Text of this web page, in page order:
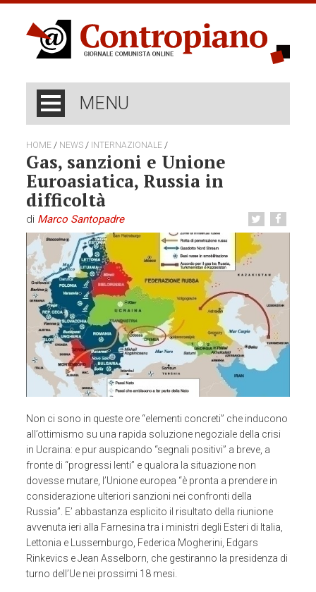
MENU
HOME / NEWS / INTERNAZIONALE /
Gas, sanzioni e Unione
Euroasiatica, Russia in
difficoltà
di Marco Santopadre
Non ci sono in queste ore “elementi concreti” che inducono
all’ottimismo su una rapida soluzione negoziale della crisi
in Ucraina: e pur auspicando “segnali positivi” a breve, a
fronte di “progressi lenti” e qualora la situazione non
dovesse mutare, l’Unione europea “è pronta a prendere in
considerazione ulteriori sanzioni nei confronti della
Russia”. E’ abbastanza esplicito il risultato della riunione
avvenuta ieri alla Farnesina tra i ministri degli Esteri di Italia,
Lettonia e Lussemburgo, Federica Mogherini, Edgars
Rinkevics e Jean Asselborn, che gestiranno la presidenza di
turno dell’Ue nei prossimi 18 mesi.